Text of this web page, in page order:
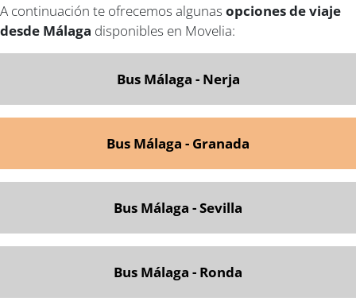
A continuación te ofrecemos algunas opciones de viaje
desde Málaga disponibles en Movelia:
Bus Málaga - Nerja
Bus Málaga - Granada
Bus Málaga - Sevilla
Bus Málaga - Ronda